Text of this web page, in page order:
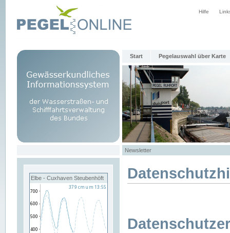
Hilfe
Start Pegelauswahl über Karte
Newsletter
Elbe - Cuxhaven Steubenhöft